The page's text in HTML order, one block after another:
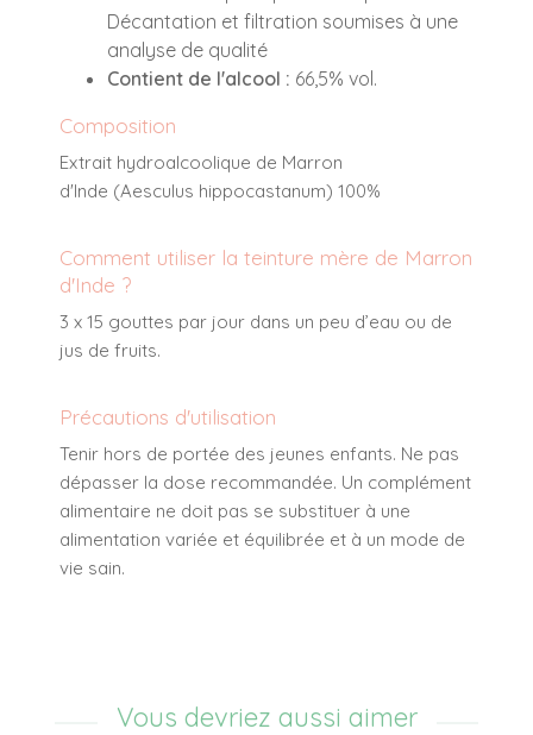
Décantation et filtration soumises à une
analyse de qualité
Contient de l'alcool : 66,5% vol.
Composition
Extrait hydroalcoolique de Marron
d'Inde (Aesculus hippocastanum) 100%
Comment utiliser la teinture mère de Marron
d'Inde ?
3 x 15 gouttes par jour dans un peu d’eau ou de
jus de fruits.
Précautions d'utilisation
Tenir hors de portée des jeunes enfants. Ne pas
dépasser la dose recommandée. Un complément
alimentaire ne doit pas se substituer à une
alimentation variée et équilibrée et à un mode de
vie sain.
Vous devriez aussi aimer